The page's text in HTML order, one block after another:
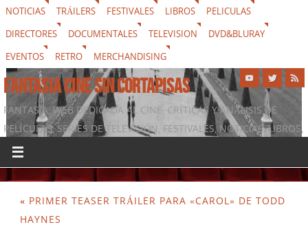
NOTICIAS TRÁILERS FESTIVALES LIBROS
PELICULAS
DIRECTORES
DOCUMENTALES TELEVISION
DVD&BLURAY
EVENTOS
RETRO MERCHANDISING
FANTASIA CINE SIN CORTAPISAS
FANTASIA, WEB DEDICADA AL CINE, CRÍTICAS Y ANÁLISIS DE
PELÍCULAS, SERIES DE TELEVISIÓN, FESTIVALES, NOTICIAS, LIBROS,
DVD & BLURAY, MERCHANDISING Y TODO LO QUE RODEA AL
SÉPTIMO ARTE
« PRIMER TEASER TRÁILER PARA «CAROL» DE TODD
HAYNES